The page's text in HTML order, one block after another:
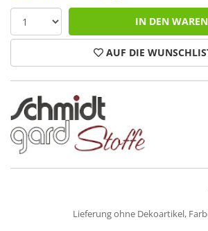
IN DEN
AUF DIE
Lieferung ohne Dekoartikel,